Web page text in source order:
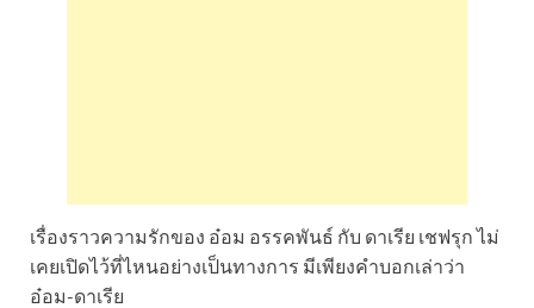
เรื่องราวความรักของ อ๋อม อรรคพันธ์ กับ ดาเรีย เชฟรุก ไม่
เคยเปิดไว้ที่ไหนอย่างเป็นทางการ มีเพียงคำบอกเล่าว่า
อ๋อม-ดาเรีย